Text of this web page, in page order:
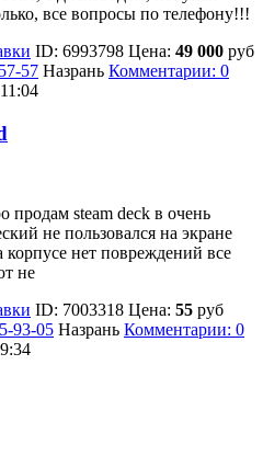
все вопросы по телефону!!!
ID: 6993798 Цена: 49 000 руб
57 Назрань Комментарии: 0
продам steam deck в очень
не пользовался на экране
корпусе нет повреждений все
не
ID: 7003318 Цена: 55 руб
93-05 Назрань Комментарии: 0